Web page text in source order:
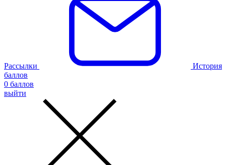
Рассылки
История
баллов
0 баллов
выйти